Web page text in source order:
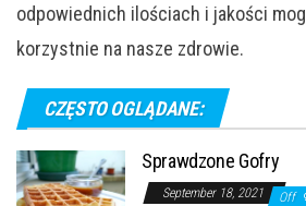
odpowiednich ilościach i jakości
korzystnie na nasze zdrowie.
CZĘSTO OGLĄDANE:
Sprawdzone Gofry
September 18, 2021 Off